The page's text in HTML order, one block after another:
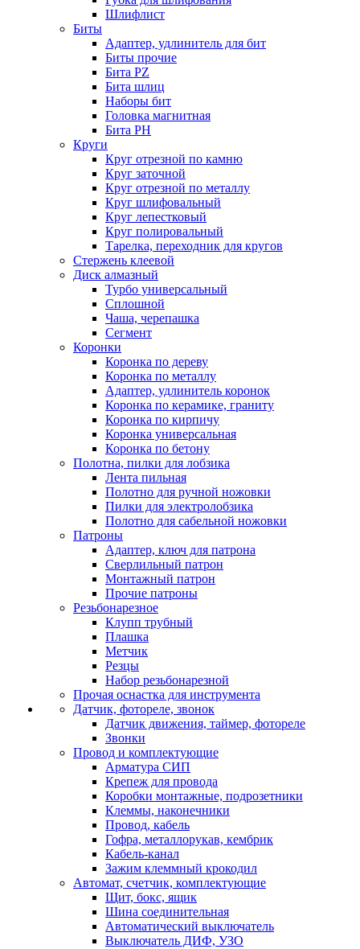
Шлифлист
Биты
Адаптер, удлинитель для бит
Биты прочие
Бита PZ
Бита шлиц
Наборы бит
Головка магнитная
Бита PH
Круги
Круг отрезной по камню
Круг заточной
Круг отрезной по металлу
Круг шлифовальный
Круг лепестковый
Круг полировальный
Тарелка, переходник для кругов
Стержень клеевой
Диск алмазный
Турбо универсальный
Сплошной
Чаша, черепашка
Сегмент
Коронки
Коронка по дереву
Коронка по металлу
Адаптер, удлинитель коронок
Коронка по керамике, граниту
Коронка по кирпичу
Коронка универсальная
Коронка по бетону
Полотна, пилки для лобзика
Лента пильная
Полотно для ручной ножовки
Пилки для электролобзика
Полотно для сабельной ножовки
Патроны
Адаптер, ключ для патрона
Сверлильный патрон
Монтажный патрон
Прочие патроны
Резьбонарезное
Клупп трубный
Плашка
Метчик
Резцы
Набор резьбонарезной
Прочая оснастка для инструмента
Датчик, фотореле, звонок
Датчик движения, таймер, фотореле
Звонки
Провод и комплектующие
Арматура СИП
Крепеж для провода
Коробки монтажные, подрозетники
Клеммы, наконечники
Провод, кабель
Гофра, металлорукав, кембрик
Кабель-канал
Зажим клеммный крокодил
Автомат, счетчик, комплектующие
Щит, бокс, ящик
Шина соединительная
Автоматический выключатель
Выключатель ДИФ, УЗО